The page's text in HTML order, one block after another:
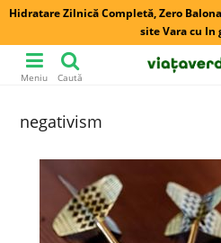
Hidratare Zilnică Completă, Zero
site Vara cu In
Meniu Caută
negativism